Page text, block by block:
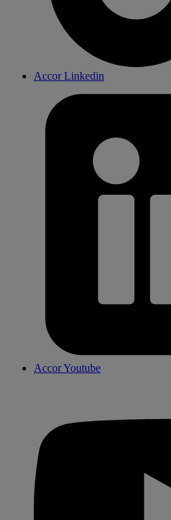
Accor Linkedin
Accor Youtube